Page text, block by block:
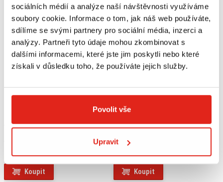
sociálních médií a analýze naší návštěvnosti využíváme
soubory cookie. Informace o tom, jak náš web používáte,
sdílíme se svými partnery pro sociální média, inzerci a
analýzy. Partneři tyto údaje mohou zkombinovat s
dalšími informacemi, které jste jim poskytli nebo které
získali v důsledku toho, že používáte jejich služby.
Povolit vše
Upravit
4 709 Kč s DPH
50 (14-23)/ZIP 50 (18-23)
Na objednávku
Koupit
4 709 Kč s DPH
LIBERTY 50 (16-23)/PRIMAVERA 50
Na objednávku
Koupit